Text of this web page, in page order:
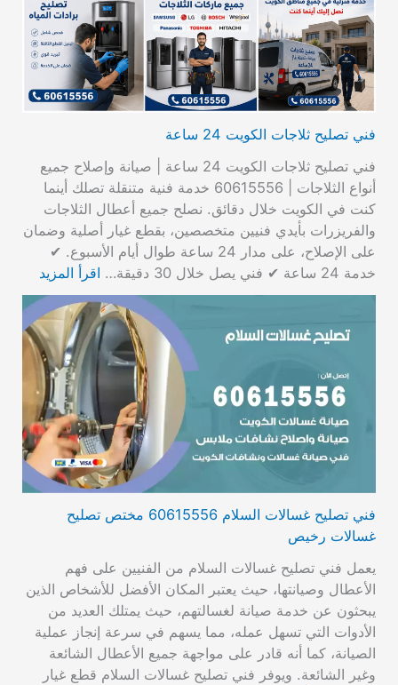
فني تصليح ثلاجات الكويت 24 ساعة
فني تصليح ثلاجات الكويت 24 ساعة | صيانة وإصلاح جميع
أنواع الثلاجات | 60615556 خدمة فنية متنقلة تصلك أينما
كنت في الكويت خلال دقائق. نصلح جميع أعطال الثلاجات
والفريزرات بأيدي فنيين متخصصين، بقطع غيار أصلية وضمان
على الإصلاح، على مدار 24 ساعة طوال أيام الأسبوع. ✔
خدمة 24 ساعة ✔ فني يصل خلال 30 دقيقة…
اقرأ المزيد
فني تصليح غسالات السلام 60615556 مختص تصليح
غسالات رخيص
يعمل فني تصليح غسالات السلام من الفنيين على فهم
الأعطال وصيانتها، حيث يعتبر المكان الأفضل للأشخاص الذين
يبحثون عن خدمة صيانة لغسالتهم، حيث يمتلك العديد من
الأدوات التي تسهل عمله، مما يسهم في سرعة إنجاز عملية
الصيانة، كما أنه قادر على مواجهة جميع الأعطال الشائعة
وغير الشائعة. ويوفر فني تصليح غسالات السلام قطع غيار